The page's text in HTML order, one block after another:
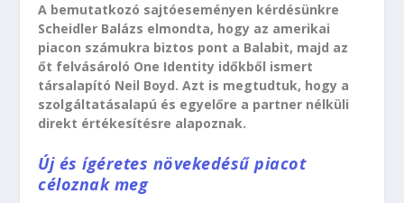
A bemutatkozó sajtóeseményen kérdésünkre
Scheidler Balázs elmondta, hogy az amerikai
piacon számukra biztos pont a Balabit, majd az
őt felvásároló One Identity időkből ismert
társalapító Neil Boyd. Azt is megtudtuk, hogy a
szolgáltatásalapú és egyelőre a partner nélküli
direkt értékesítésre alapoznak.
Új és ígéretes növekedésű piacot
céloznak meg